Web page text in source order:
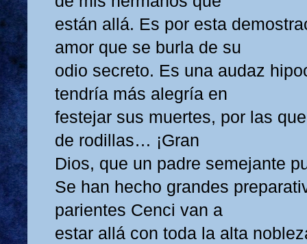
están allá. Es por esta
amor que se burla de su
odio secreto. Es una audaz
tendría más alegría en
festejar sus muertes, por las
de rodillas… ¡Gran
Dios, que un padre semejante
Se han hecho grandes
parientes Cenci van a
estar allá con toda la alta